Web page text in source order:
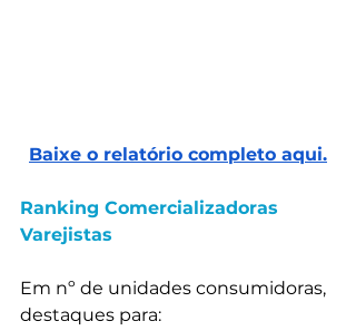
Baixe o relatório completo aqui.
Ranking Comercializadoras
Varejistas
Em nº de unidades consumidoras,
destaques para: